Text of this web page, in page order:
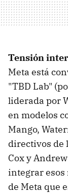
Tensión
Meta está
"TBD Lab"
liderada por
en modelos
Mango,
directivos de
Cox y
integrar
de Meta que